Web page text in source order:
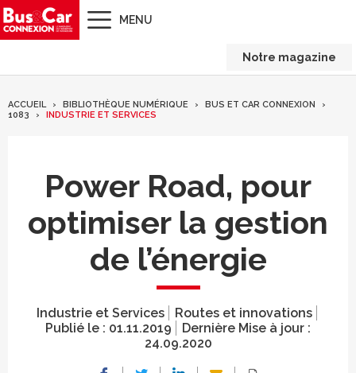
MENU
Notre magazine
ACCUEIL BIBLIOTHÈQUE NUMÉRIQUE
BUS ET CAR CONNEXION
1083
INDUSTRIE ET SERVICES
Power Road, pour
optimiser la gestion
de l’énergie
Industrie et Services
Routes et innovations
Publié le : 01.11.2019
Dernière Mise à jour :
24.09.2020